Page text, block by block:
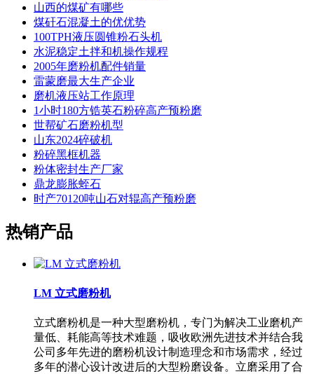
山西的煤矿有哪些
煤矸石混凝土的优优势
100TPH液压圆锥粉石头机
水泥稳定土拌和机操作规程
2005年磨粉机配件销量
雷蒙磨最大生产企业
磨机液压站工作原理
1小时180方锆英石粉碎高产预粉磨
世帮矿石磨粉机型
山东2024碎破机
粉碎黑框机器
粉体密封生产厂家
鼎龙膨胀蛭石
时产70120吨山石对辊高产预粉磨
热销产品
LM 立式磨粉机
立式磨粉机是一种大型磨粉机，专门为解决工业磨机产
量低、耗能高等技术难题，吸收欧洲先进技术并结合我
公司多年先进的磨粉机设计制造理念和市场需求，经过
多年的潜心设计改进后的大型粉磨设备。立磨采用了合